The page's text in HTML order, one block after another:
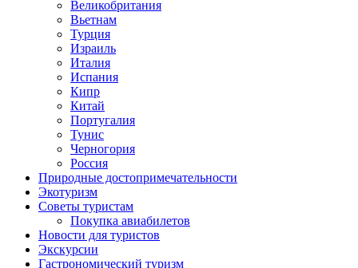
Великобритания
Вьетнам
Турция
Израиль
Италия
Испания
Кипр
Китай
Португалия
Тунис
Черногория
Россия
Природные достопримечательности
Экотуризм
Советы туристам
Покупка авиабилетов
Новости для туристов
Экскурсии
Гастрономический туризм